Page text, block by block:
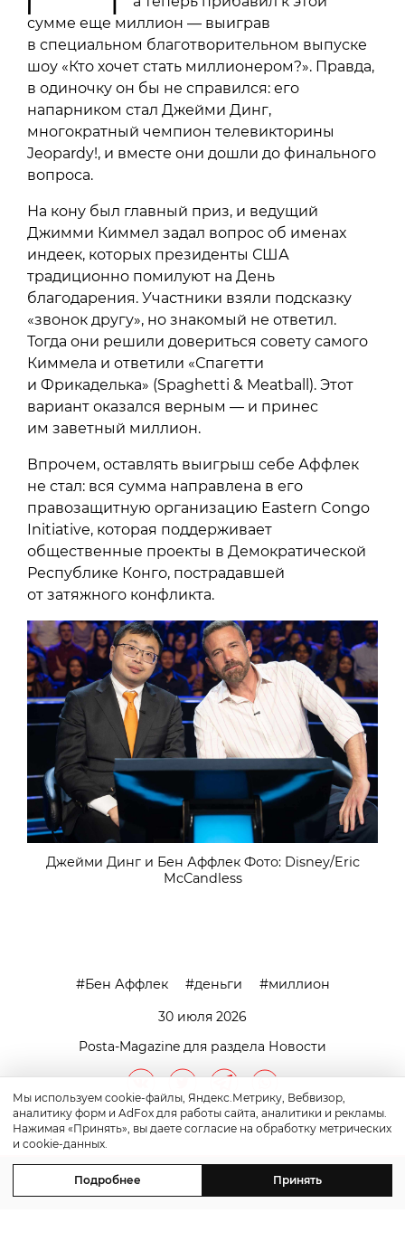
сумме еще миллион — выиграв
в специальном благотворительном выпуске
шоу «Кто хочет стать миллионером?». Правда,
в одиночку он бы не справился: его
напарником стал Джейми Динг,
многократный чемпион телевикторины
Jeopardy!, и вместе они дошли до финального
вопроса.
На кону был главный приз, и ведущий
Джимми Киммел задал вопрос об именах
индеек, которых президенты США
традиционно помилуют на День
благодарения. Участники взяли подсказку
«звонок другу», но знакомый не ответил.
Тогда они решили довериться совету самого
Киммела и ответили «Спагетти
и Фрикаделька» (Spaghetti & Meatball). Этот
вариант оказался верным — и принес
им заветный миллион.
Впрочем, оставлять выигрыш себе Аффлек
не стал: вся сумма направлена в его
правозащитную организацию Eastern Congo
Initiative, которая поддерживает
общественные проекты в Демократической
Республике Конго, пострадавшей
от затяжного конфликта.
Джейми Динг и Бен Аффлек Фото: Disney/Eric
McCandless
Бен Аффлек деньги
миллион
30 июля 2026
Posta-Magazine для раздела Новости
Мы используем cookie-файлы, Яндекс.Метрику, Вебвизор,
аналитику форм и AdFox для работы сайта, аналитики и рекламы.
Нажимая «Принять», вы даете согласие на обработку метрических
и cookie-данных.
Подробнее Принять